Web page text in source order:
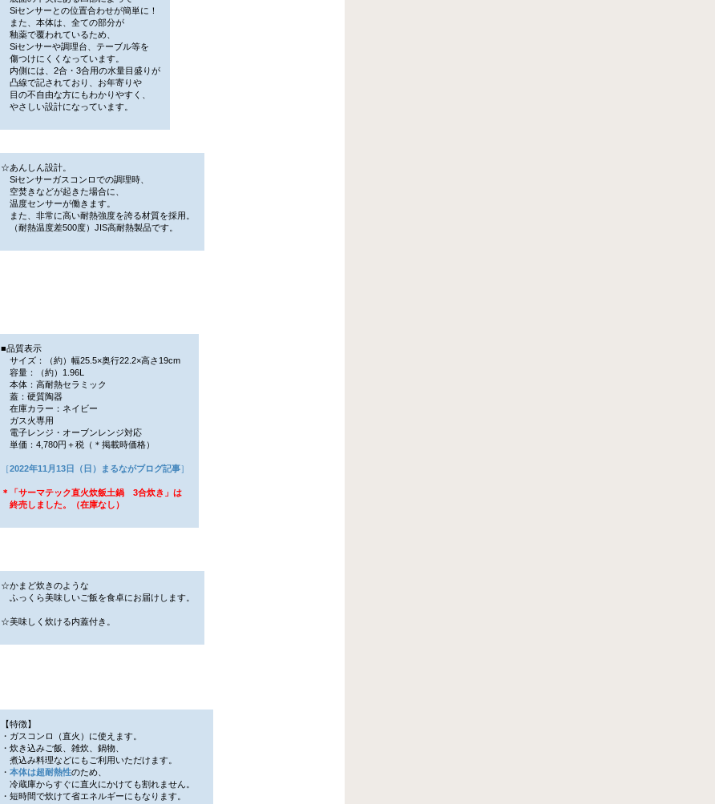
Siセンサーとの位置合わせが簡単に！
また、本体は、全ての部分が
釉薬で覆われているため、
Siセンサーや調理台、テーブル等を
傷つけにくくなっています。
内側には、2合・3合用の水量目盛りが
凸線で記されており、お年寄りや
目の不自由な方にもわかりやすく、
やさしい設計になっています。
☆あんしん設計。
Siセンサーガスコンロでの調理時、
空焚きなどが起きた場合に、
温度センサーが働きます。
また、非常に高い耐熱強度を誇る材質を採用。
（耐熱温度差500度）JIS高耐熱製品です。
■品質表示
サイズ：（約）幅25.5×奥行22.2×高さ19cm
容量：（約）1.96L
本体：高耐熱セラミック
蓋：硬質陶器
在庫カラー：ネイビー
ガス火専用
電子レンジ・オーブンレンジ対応
単価：4,780円＋税（＊掲載時価格）
［2022年11月13日（日）まるながブログ記事］
＊「サーマテック直火炊飯土鍋 3合炊き」は
終売しました。（在庫なし）
☆かまど炊きのような
ふっくら美味しいご飯を食卓にお届けします。
☆美味しく炊ける内蓋付き。
【特徴】
・ガスコンロ（直火）に使えます。
・炊き込みご飯、雑炊、鍋物、
煮込み料理などにもご利用いただけます。
・本体は超耐熱性のため、
冷蔵庫からすぐに直火にかけても割れません。
・短時間で炊けて省エネルギーにもなります。